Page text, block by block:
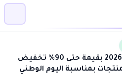
كود خصم ستايلي 2026 بقيمة حتى 90% تخفيض
بمناسبة اليوم الوطني